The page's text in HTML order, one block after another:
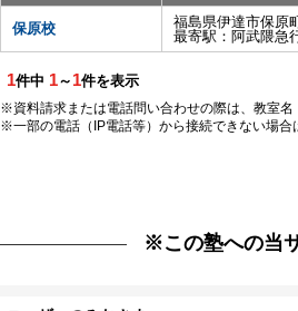
保原校
福島県伊達市保原
最寄駅： 阿武隈急
1件中 1～ 1件を表示
※資料請求または電話問い合わせの際は、教室名
※一部の電話（IP電話等）から接続できない場合
※この塾への当